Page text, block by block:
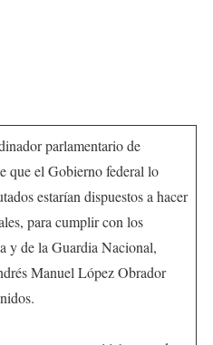
parlamentario de
que el Gobierno federal lo
estarían dispuestos a hacer
para cumplir con los
y de la Guardia Nacional,
Manuel López Obrador